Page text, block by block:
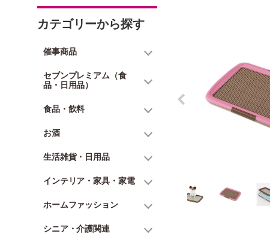
カテゴリーから探す
催事商品
セブンプレミアム（食
品・日用品）
食品・飲料
お酒
生活雑貨・日用品
インテリア・家具・家電
ホームファッション
シニア・介護関連